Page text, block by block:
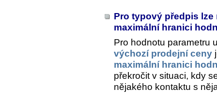
Pro typový předpis
maximální hranici
Pro hodnotu parametru
výchozí prodejní ceny
maximální hranici
překročit v situaci, kdy
nějakého kontaktu s